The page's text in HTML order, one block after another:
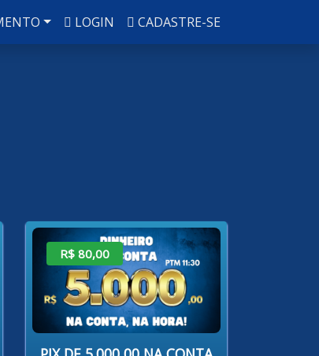
LOGIN CADASTRE-SE
R$ 80,00